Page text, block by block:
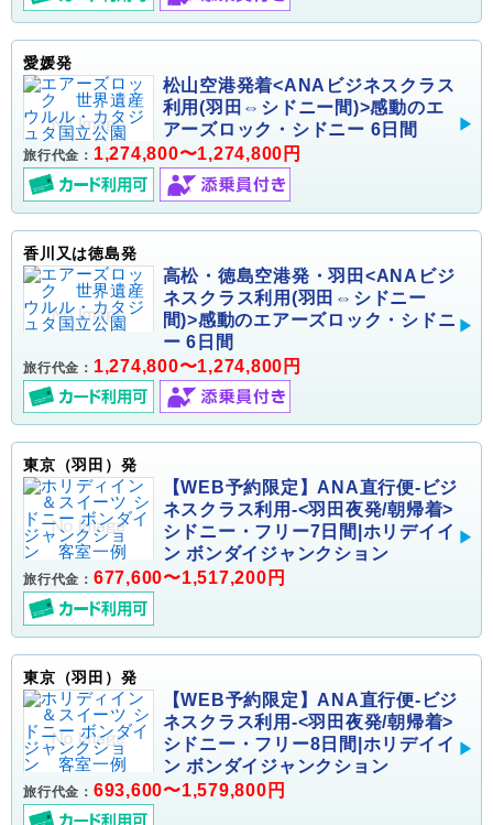
愛媛発
松山空港発着<ANAビジネスクラス
利用(羽田⇔シドニー間)>感動のエ
アーズロック・シドニー 6日間
旅行代金： 1,274,800〜1,274,800円
香川又は徳島発
高松・徳島空港発・羽田<ANAビジ
ネスクラス利用(羽田⇔シドニー
間)>感動のエアーズロック・シドニ
ー 6日間
旅行代金： 1,274,800〜1,274,800円
東京（羽田）発
【WEB予約限定】ANA直行便-ビジ
ネスクラス利用-<羽田夜発/朝帰着>
シドニー・フリー7日間|ホリデイイ
ン ボンダイジャンクション
旅行代金： 677,600〜1,517,200円
東京（羽田）発
【WEB予約限定】ANA直行便-ビジ
ネスクラス利用-<羽田夜発/朝帰着>
シドニー・フリー8日間|ホリデイイ
ン ボンダイジャンクション
旅行代金： 693,600〜1,579,800円